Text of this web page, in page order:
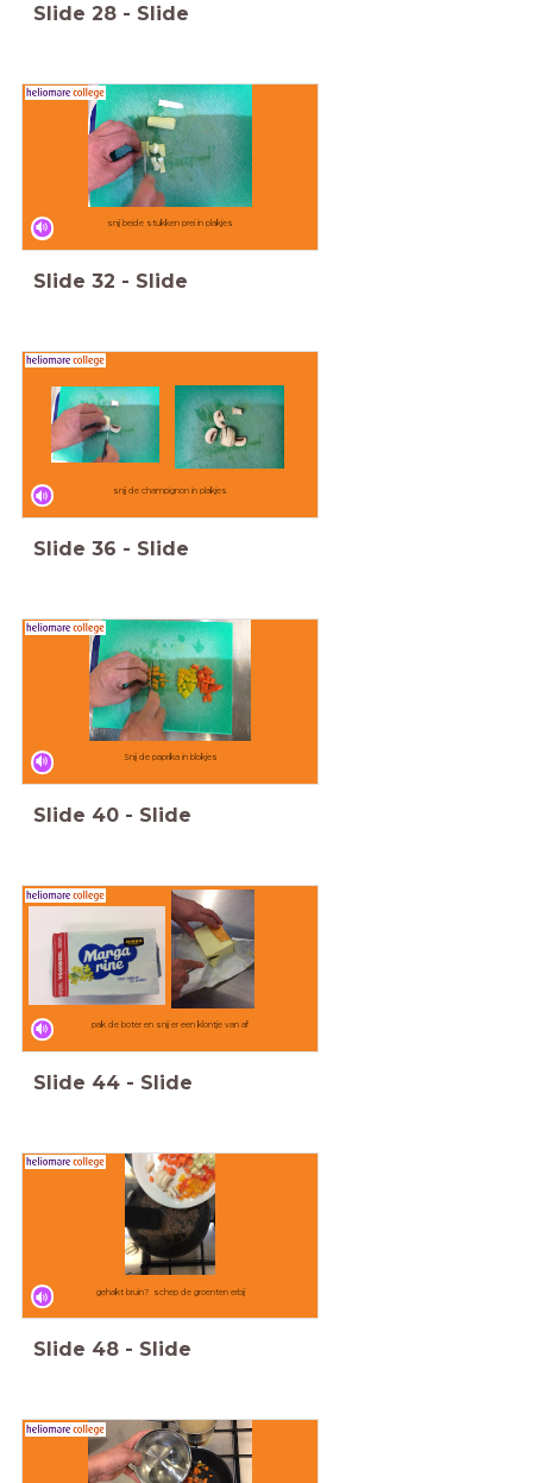
Slide 28 - Slide
snij beide stukken prei in plakjes
Slide 32 - Slide
snij de champignon in plakjes
Slide 36 - Slide
Snij de paprika in blokjes
Slide 40 - Slide
pak de boter en snij er een klontje van af
Slide 44 - Slide
gehakt bruin? schep de groenten erbij
Slide 48 - Slide